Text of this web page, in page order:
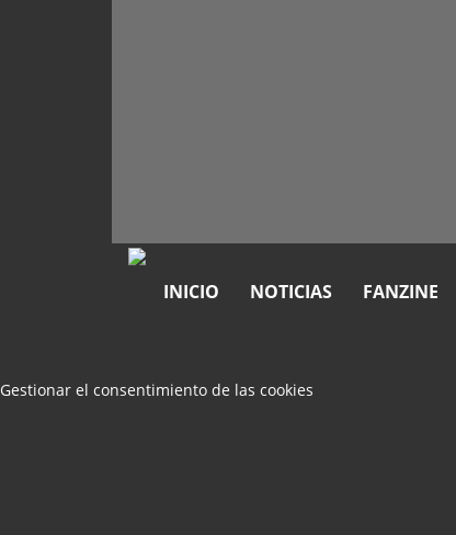
INICIO NOTICIAS FANZINE
Gestionar el consentimiento de las cookies